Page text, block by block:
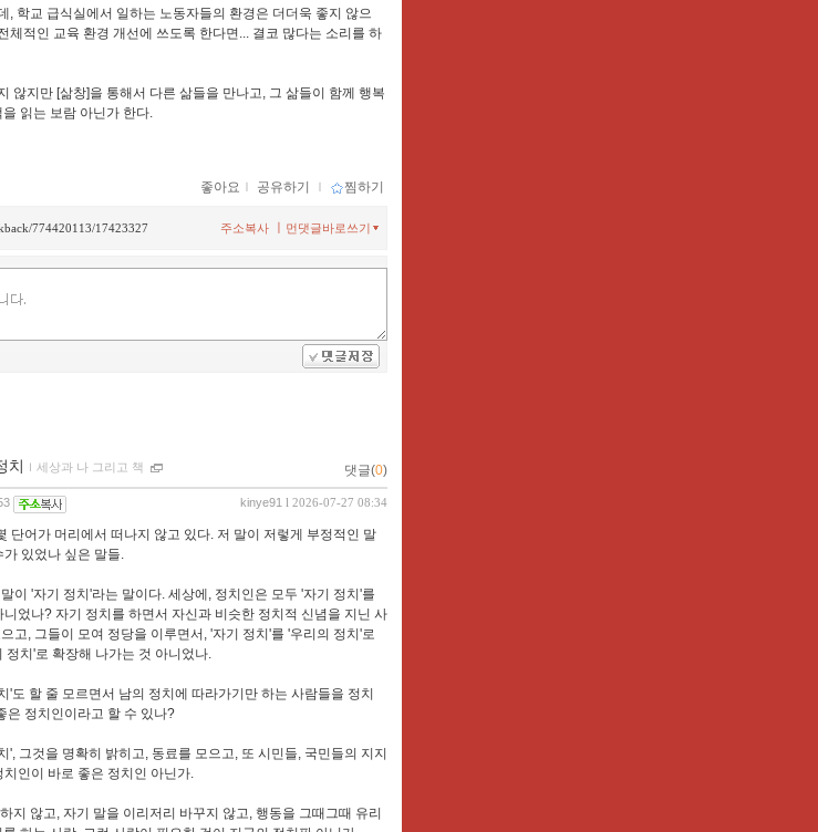
, 학교 급식실에서 일하는 노동자들의 환경은 더더욱 좋지 않으
체적인 교육 환경 개선에 쓰도록 한다면... 결코 많다는 소리를 하
않지만 [삶창]을 통해서 다른 삶들을 만나고, 그 삶들이 함께 행복
읽는 보람 아닌가 한다.
좋아요 ｌ 공유하기 ｌ 찜하기
774420113/17423327 먼댓글바로쓰기
주소복사
치 ｌ 세상과 나 그리고 책 댓글(0)
kinye91 l 2026-07-27 08:34
단어가 머리에서 떠나지 않고 있다. 저 말이 저렇게 부정적인 말
가 있었나 싶은 말들.
이 '자기 정치'라는 말이다. 세상에, 정치인은 모두 '자기 정치'를
니었나? 자기 정치를 하면서 자신과 비슷한 정치적 신념을 지닌 사
고, 그들이 모여 정당을 이루면서, '자기 정치'를 '우리의 정치'로
정치'로 확장해 나가는 것 아니었나.
'도 할 줄 모르면서 남의 정치에 따라가기만 하는 사람들을 정치
은 정치인이라고 할 수 있나?
', 그것을 명확히 밝히고, 동료를 모으고, 또 시민들, 국민들의 지지
치인이 바로 좋은 정치인 아닌가.
지 않고, 자기 말을 이리저리 바꾸지 않고, 행동을 그때그때 유리